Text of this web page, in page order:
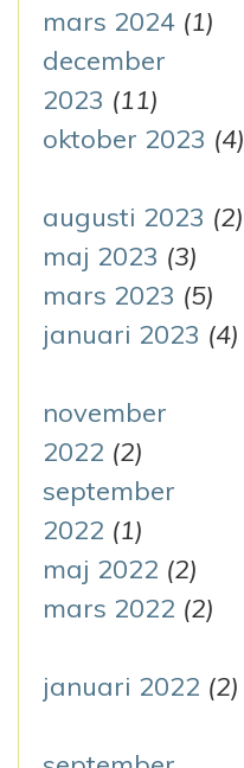
mars 2024 (1)
december
2023 (11)
oktober 2023 (4)
augusti 2023 (2)
maj 2023 (3)
mars 2023 (5)
januari 2023 (4)
november
2022 (2)
september
2022 (1)
maj 2022 (2)
mars 2022 (2)
januari 2022 (2)